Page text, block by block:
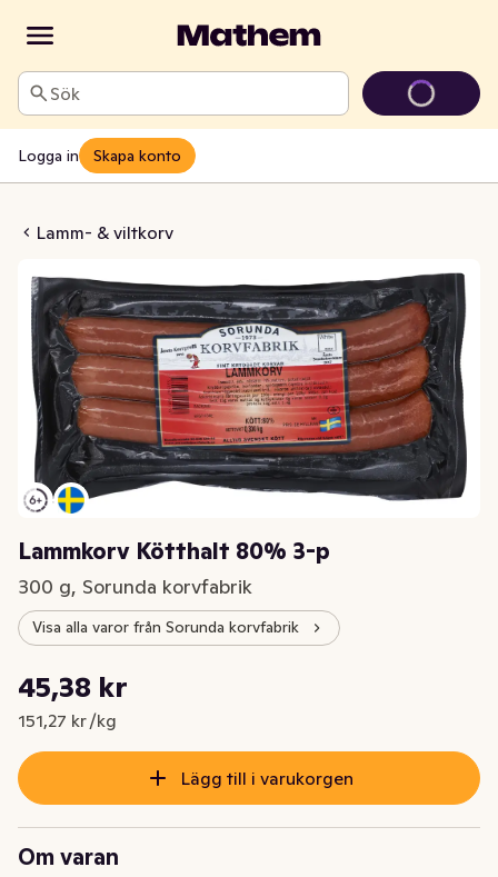
Sök
Logga in Skapa konto
Lamm- & viltkorv
80% 3-p
Lammkorv Kötthalt 80% 3-p
300 g, Sorunda korvfabrik
Visa alla varor från Sorunda korvfabrik
Nuvarande pris är: 45,38 kr
45,38 kr
151,27 kr /kg
Styckpris: 151,27 kr /kg
Lägg till i varukorgen
Om varan